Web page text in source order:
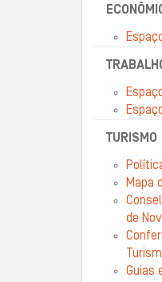
TURISMO
Mapa
de
Guias